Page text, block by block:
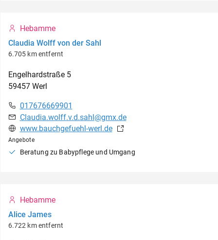
Hebamme
Claudia Wolff von der Sahl
6.705 km entfernt
Engelhardstraße 5
59457 Werl
017676669901
Claudia.wolff.v.d.sahl@gmx.de
www.bauchgefuehl-werl.de
Angebote
Beratung zu Babypflege und Umgang
Hebamme
Alice James
6.722 km entfernt